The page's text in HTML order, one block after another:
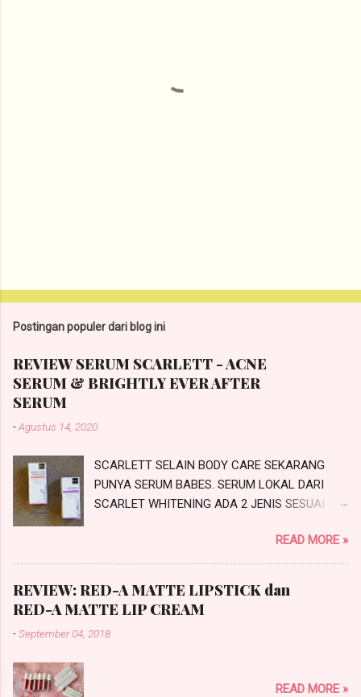
Postingan populer dari blog ini
REVIEW SERUM SCARLETT - ACNE
SERUM & BRIGHTLY EVER AFTER
SERUM
-Agustus 14, 2020
SCARLETT SELAIN BODY CARE SEKARANG
PUNYA SERUM BABES. SERUM LOKAL DARI
SCARLET WHITENING ADA 2 JENIS SESUAI
SCARLETTACNE SERUM DAN SCARLETT
BRIGHTLY EVER AFTER SERUM. INI REVIEW
SERUM SCARLETT SESUAI JANJI SAYA DI
#IchaMauCerita. PRODUCT KNOWLEDGE
SCARLETT SERUM Scarlett Whitening saat ini
merambah dari Body Care ke SkinCare
READ MORE »
REVIEW: RED-A MATTE LIPSTICK dan
RED-A MATTE LIP CREAM
-September 04, 2018
READ MORE »